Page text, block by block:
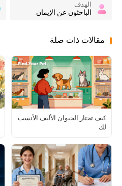
الهدف
الباحثون عن الإيمان
مقالات ذات صلة
كيف تختار الحيوان الأليف الأنسب
لك